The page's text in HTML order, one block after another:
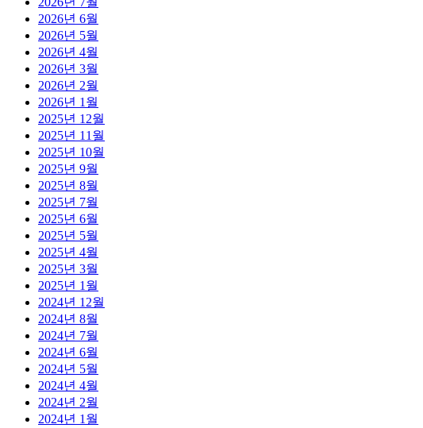
2026년 6월
2026년 5월
2026년 4월
2026년 3월
2026년 2월
2026년 1월
2025년 12월
2025년 11월
2025년 10월
2025년 9월
2025년 8월
2025년 7월
2025년 6월
2025년 5월
2025년 4월
2025년 3월
2025년 1월
2024년 12월
2024년 8월
2024년 7월
2024년 6월
2024년 5월
2024년 4월
2024년 2월
2024년 1월